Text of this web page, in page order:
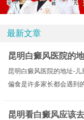
最新文章
昆明白癜风医院的
昆明白癜风医院的地址-儿
偏食是许多家长都会遇到
昆明看白癜风应该